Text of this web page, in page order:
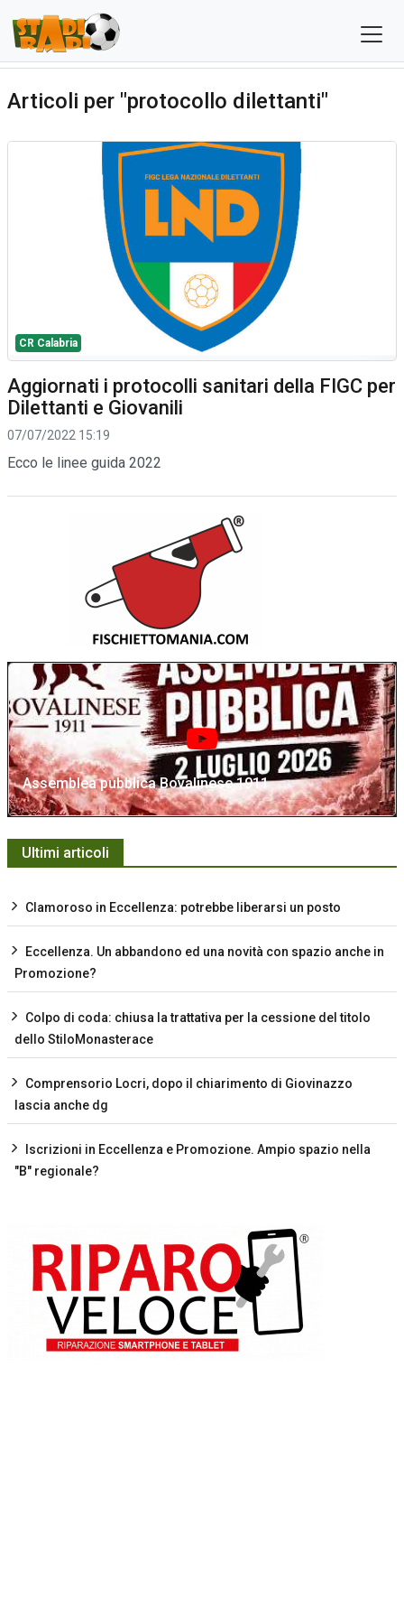
Articoli per "protocollo dilettanti"
CR Calabria
Aggiornati i protocolli sanitari della FIGC per
Dilettanti e Giovanili
07/07/2022 15:19
Ecco le linee guida 2022
Assemblea pubblica Bovalinese 1911
Ultimi articoli
Clamoroso in Eccellenza: potrebbe liberarsi un posto
Eccellenza. Un abbandono ed una novità con spazio anche in
Promozione?
Colpo di coda: chiusa la trattativa per la cessione del titolo
dello StiloMonasterace
Comprensorio Locri, dopo il chiarimento di Giovinazzo
lascia anche dg
Iscrizioni in Eccellenza e Promozione. Ampio spazio nella
"B" regionale?